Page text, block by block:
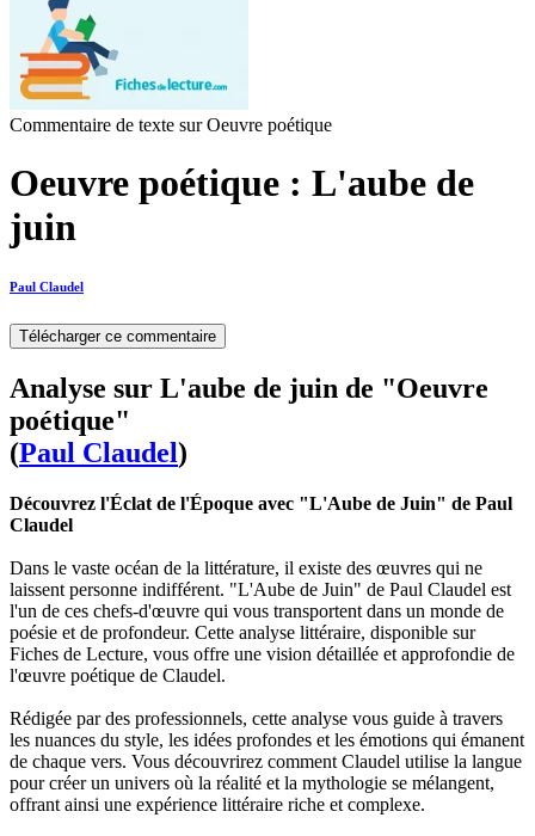
Commentaire de texte sur Oeuvre poétique
Oeuvre poétique : L'aube de
juin
Paul Claudel
Télécharger ce commentaire
Analyse sur L'aube de juin de "Oeuvre
poétique"
(Paul Claudel)
Découvrez l'Éclat de l'Époque avec "L'Aube de Juin" de Paul
Claudel
Dans le vaste océan de la littérature, il existe des œuvres qui ne
laissent personne indifférent. "L'Aube de Juin" de Paul Claudel est
l'un de ces chefs-d'œuvre qui vous transportent dans un monde de
poésie et de profondeur. Cette analyse littéraire, disponible sur
Fiches de Lecture, vous offre une vision détaillée et approfondie de
l'œuvre poétique de Claudel.
Rédigée par des professionnels, cette analyse vous guide à travers
les nuances du style, les idées profondes et les émotions qui émanent
de chaque vers. Vous découvrirez comment Claudel utilise la langue
pour créer un univers où la réalité et la mythologie se mélangent,
offrant ainsi une expérience littéraire riche et complexe.